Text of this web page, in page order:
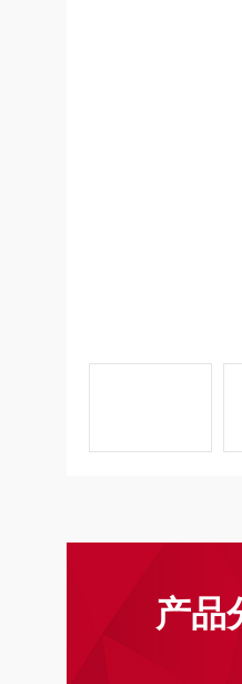
产品